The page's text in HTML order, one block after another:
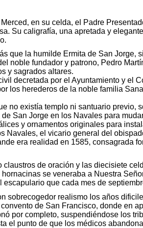
en su celda, el Padre
Su caligrafía, una apretada y
que la humilde Ermita de San Jorge,
noble fundador y patrono, Pedro
y sagrados altares.
decretada por el Ayuntamiento y el
los herederos de la noble familia
no existía templo ni santuario
San Jorge en los Navales para
y ornamentos originales para
el vicario general del
era realidad en 1585, consagrada
de oración y las diecisiete
se veneraba a Nuestra
que cada mes de
sobrecogedor realismo los años
de San Francisco, donde en
por completo, suspendiéndose los
el punto de que los médicos